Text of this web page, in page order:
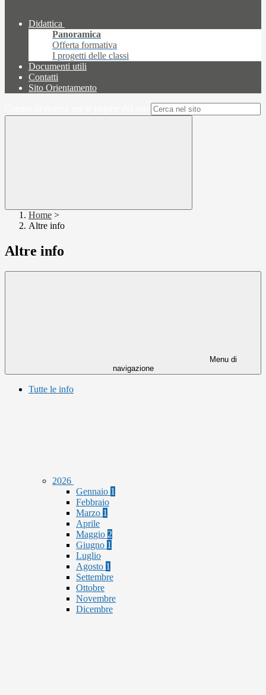
Didattica
Panoramica
Offerta formativa
I progetti delle classi
Documenti utili
Contatti
Sito Orientamento
Home >
Altre info
Altre info
Menu di
navigazione
Tutte le info
2026
Gennaio 1
Febbraio
Marzo 1
Aprile
Maggio 2
Giugno 1
Luglio
Agosto 1
Settembre
Ottobre
Novembre
Dicembre